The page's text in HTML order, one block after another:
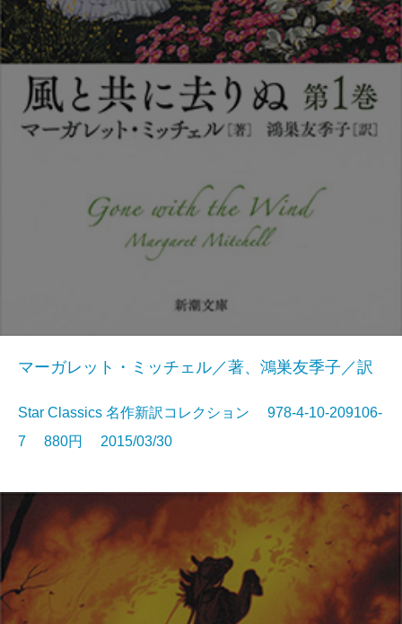
マーガレット・ミッチェル／著、鴻巣友季子／訳
Star Classics 名作新訳コレクション 978-4-10-209106-
7 880円 2015/03/30